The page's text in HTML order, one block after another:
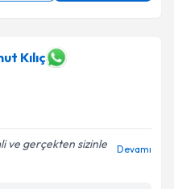
Kılıç
ve gerçekten sizinle
Devamı